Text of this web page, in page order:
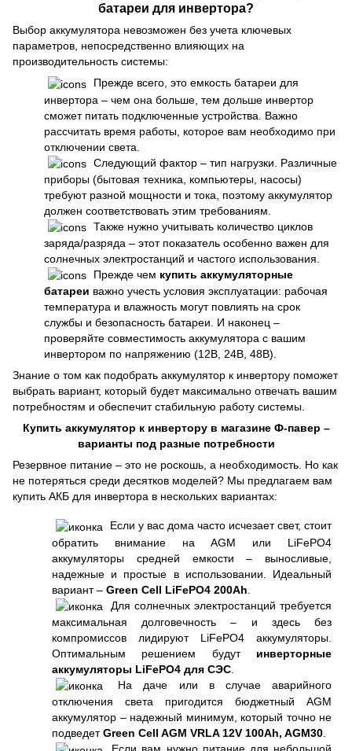
батареи для инвертора?
Выбор аккумулятора невозможен без учета ключевых
параметров, непосредственно влияющих на
производительность системы:
Прежде всего, это емкость батареи для
инвертора – чем она больше, тем дольше инвертор
сможет питать подключенные устройства. Важно
рассчитать время работы, которое вам необходимо при
отключении света.
Следующий фактор – тип нагрузки. Различные
приборы (бытовая техника, компьютеры, насосы)
требуют разной мощности и тока, поэтому аккумулятор
должен соответствовать этим требованиям.
Также нужно учитывать количество циклов
заряда/разряда – этот показатель особенно важен для
солнечных электростанций и частого использования.
Прежде чем купить аккумуляторные
батареи важно учесть условия эксплуатации: рабочая
температура и влажность могут повлиять на срок
службы и безопасность батареи. И наконец –
проверяйте совместимость аккумулятора с вашим
инвертором по напряжению (12В, 24В, 48В).
Знание о том как подобрать аккумулятор к инвертору поможет
выбрать вариант, который будет максимально отвечать вашим
потребностям и обеспечит стабильную работу системы.
Купить аккумулятор к инвертору в магазине Ф-павер –
варианты под разные потребности
Резервное питание – это не роскошь, а необходимость. Но как
не потеряться среди десятков моделей? Мы предлагаем вам
купить АКБ для инвертора в нескольких вариантах:
Если у вас дома часто исчезает свет, стоит
обратить внимание на AGM или LiFePO4
аккумуляторы средней емкости – выносливые,
надежные и простые в использовании. Идеальный
вариант – Green Cell LiFePO4 200Ah
Для солнечных электростанций требуется
максимальная долговечность – и здесь без
компромиссов лидируют LiFePO4 аккумуляторы.
Оптимальным решением будут инверторные
аккумуляторы LiFePO4 для СЭС
На даче или в случае аварийного
отключения света пригодится бюджетный AGM
аккумулятор – надежный минимум, который точно не
подведетGreen Cell AGM VRLA 12V 100Ah, AGM30.